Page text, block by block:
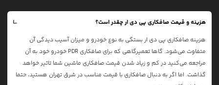
هزینه و قیمت صافکاری پی دی ار چقدر است؟
هزینه صافکاری پی دی ار بستگی به نوع خودرو و میزان آسیب دیدگی آن
متفاوت می‌شود. گاها تعمیرگاهی که برای صافکاری PDR خودرو خود به آن
مراجعه می‌کنید در کم و زیاد شدن قیمت صافکاری ماشین شما تاثیر خواهد
گذاشت. اما اگر به دنبال صافکاری با قیمت مناسب در شرق تهران هستید، حتما